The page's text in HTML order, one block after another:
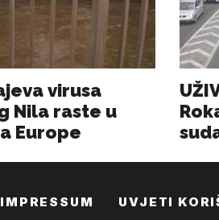
IMPRESSUM UVJETI